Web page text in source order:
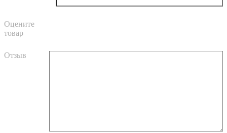
Оцените
товар
Отзыв